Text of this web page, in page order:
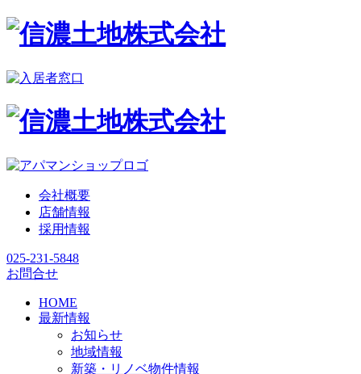
会社概要
店舗情報
採用情報
025-231-5848
お問合せ
HOME
最新情報
お知らせ
地域情報
新築・リノベ物件情報